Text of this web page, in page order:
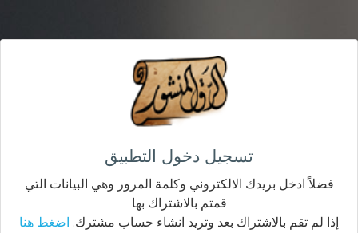
تسجيل دخول التطبيق
فضلاً ادخل بريدك الالكتروني وكلمة المرور وهي البيانات التي
قمتم بالاشتراك بها
إذا لم تقم بالاشتراك بعد وتريد انشاء حساب مشترك. اضغط هنا